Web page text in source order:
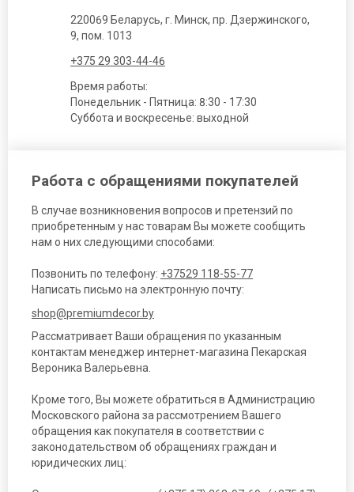
220069 Беларусь, г. Минск, пр. Дзержинского,
9, пом. 1013
+375 29 303-44-46
Время работы:
Понедельник - Пятница: 8:30 - 17:30
Суббота и воскресенье: выходной
Работа с обращениями покупателей
В случае возникновения вопросов и претензий по
приобретенным у нас товарам Вы можете сообщить
нам о них следующими способами:
Позвонить по телефону: +37529 118-55-77
Написать письмо на электронную почту:
shop@premiumdecor.by
Рассматривает Ваши обращения по указанным
контактам менеджер интернет-магазина Пекарская
Вероника Валерьевна.
Кроме того, Вы можете обратиться в Администрацию
Московского района за рассмотрением Вашего
обращения как покупателя в соответствии с
законодательством об обращениях граждан и
юридических лиц: